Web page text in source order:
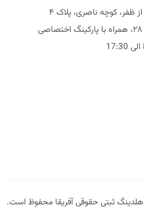
تهران، جردن شمالی، بالاتر از ظفر، کوچه ناصری، پلاک ۴